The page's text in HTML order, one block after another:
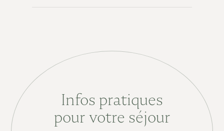
Infos pratiques
pour votre séjour